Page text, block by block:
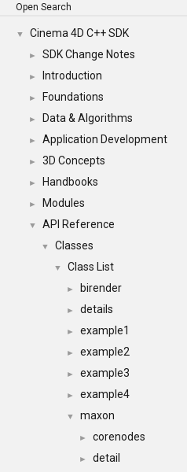
Open Search
▼ Cinema 4D C++ SDK
► SDK Change Notes
► Introduction
► Foundations
► Data & Algorithms
► Application Development
► 3D Concepts
► Handbooks
► Modules
▼ API Reference
▼ Classes
▼ Class List
► birender
► details
► example1
► example2
► example3
► example4
▼ maxon
► corenodes
► detail